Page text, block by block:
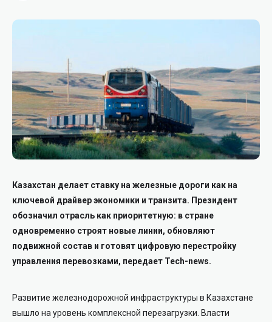
Казахстан делает ставку на железные дороги как на
ключевой драйвер экономики и транзита. Президент
обозначил отрасль как приоритетную: в стране
одновременно строят новые линии, обновляют
подвижной состав и готовят цифровую перестройку
управления перевозками, передает Tech-news.
Развитие железнодорожной инфраструктуры в Казахстане
вышло на уровень комплексной перезагрузки. Власти